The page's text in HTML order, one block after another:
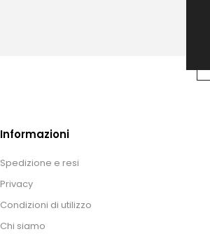
Informazioni
Spedizione e resi
Privacy
Condizioni di utilizzo
Chi siamo